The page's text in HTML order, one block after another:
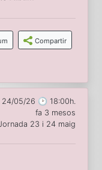
Compartir
24/05/26 🕑 18:00h.
fa 3 mesos
23 i 24 maig